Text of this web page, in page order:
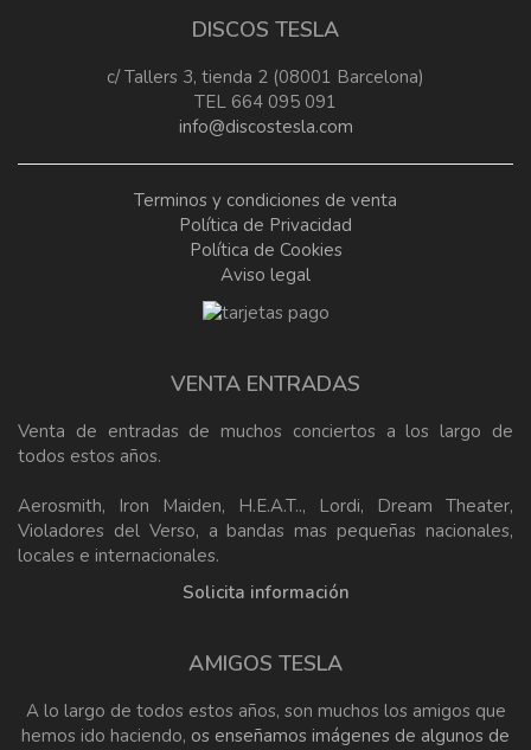
DISCOS TESLA
c/ Tallers 3, tienda 2 (08001 Barcelona)
TEL 664 095 091
info@discostesla.com
Terminos y condiciones de venta
Política de Privacidad
Política de Cookies
Aviso legal
VENTA ENTRADAS
Venta de entradas de muchos conciertos a los largo de
todos estos años.
Aerosmith, Iron Maiden, H.E.A.T.., Lordi, Dream Theater,
Violadores del Verso, a bandas mas pequeñas nacionales,
locales e internacionales.
Solicita información
AMIGOS TESLA
A lo largo de todos estos años, son muchos los amigos que
hemos ido haciendo, os enseñamos imágenes de algunos de